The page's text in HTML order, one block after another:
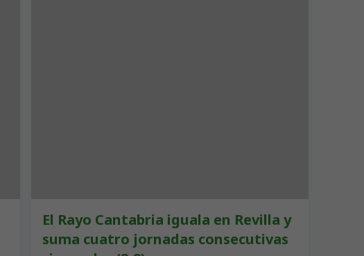
El Rayo Cantabria iguala en Revilla y
suma cuatro jornadas consecutivas